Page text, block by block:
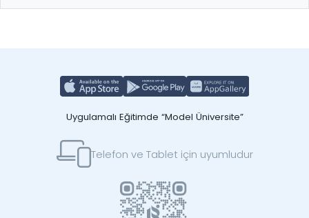
Uygulamalı Eğitimde “Model Üniversite”
Telefon ve Tablet için uyumludur